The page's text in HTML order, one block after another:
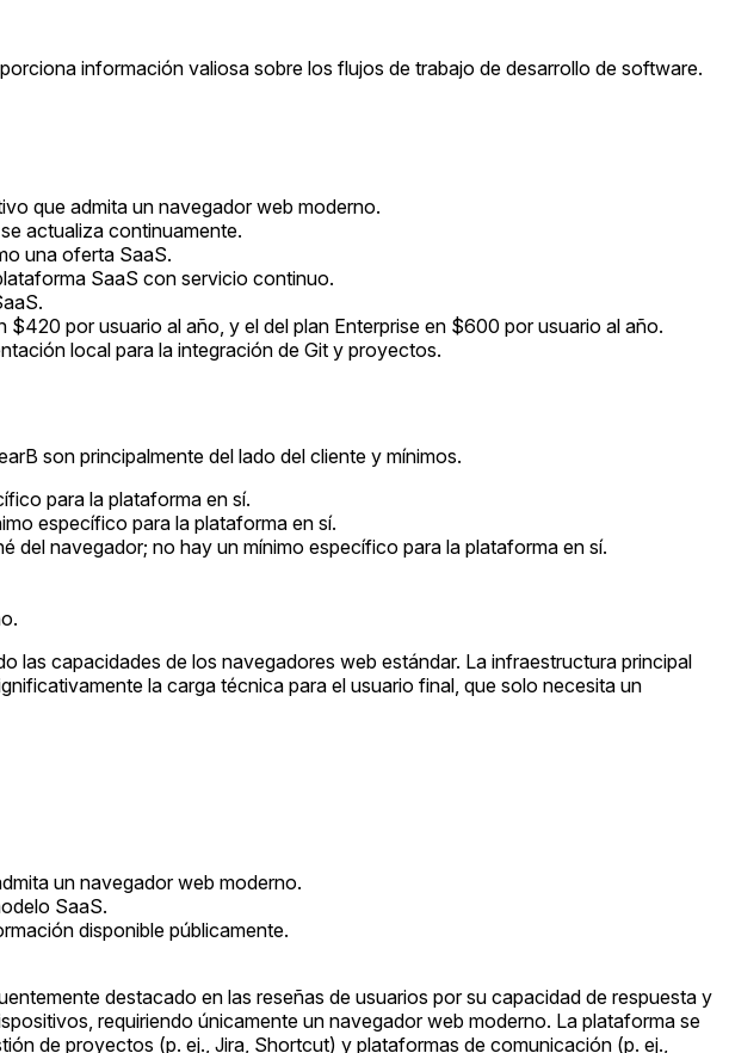
información valiosa sobre los flujos de trabajo de desarrollo de software.
que admita un navegador web moderno.
actualiza continuamente.
una oferta SaaS.
SaaS con servicio continuo.
por usuario al año, y el del plan Enterprise en $600 por usuario al año.
local para la integración de Git y proyectos.
son principalmente del lado del cliente y mínimos.
para la plataforma en sí.
específico para la plataforma en sí.
del navegador; no hay un mínimo específico para la plataforma en sí.
las capacidades de los navegadores web estándar. La infraestructura principal
la carga técnica para el usuario final, que solo necesita un
un navegador web moderno.
SaaS.
disponible públicamente.
destacado en las reseñas de usuarios por su capacidad de respuesta y
requiriendo únicamente un navegador web moderno. La plataforma se
de proyectos (p. ej., Jira, Shortcut) y plataformas de comunicación (p. ej.,